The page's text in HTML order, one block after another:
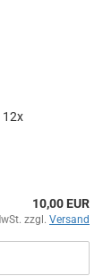
12x
10,00 EUR
zzgl. Versand